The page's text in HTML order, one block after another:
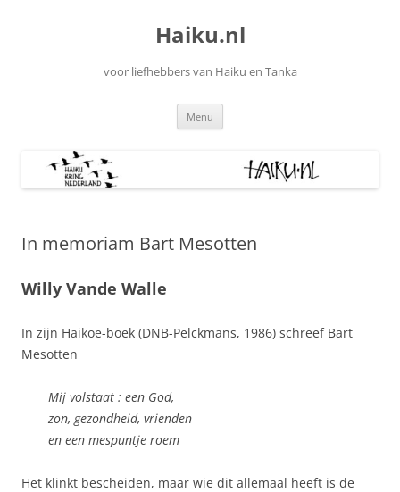
Haiku.nl
voor liefhebbers van Haiku en Tanka
Menu
In memoriam Bart Mesotten
Willy Vande Walle
In zijn Haikoe-boek (DNB-Pelckmans, 1986) schreef Bart
Mesotten
Mij volstaat : een God,
zon, gezondheid, vrienden
en een mespuntje roem
Het klinkt bescheiden, maar wie dit allemaal heeft is de